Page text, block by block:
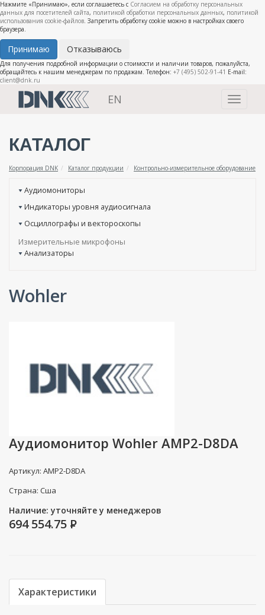
Нажмите «Принимаю», если соглашаетесь с Согласием на обработку персональных
данных для посетителей сайта, политикой обработки персональных данных, политикой
использования cookie-файлов. Запретить обработку cookie можно в настройках своего
браузера.
Принимаю Отказываюсь
Для получения подробной информации о стоимости и наличии товаров, пожалуйста,
обращайтесь к нашим менеджерам по продажам. Телефон: +7 (495) 502-91-41 E-mail:
client@dnk.ru
Toggle
EN
КАТАЛОГ
Корпорация DNK Каталог продукции Контрольно-измерительное оборудование
Аудиомониторы
Индикаторы уровня аудиосигнала
Осциллографы и вектороскопы
Измерительные микрофоны
Анализаторы
Wohler
Аудиомонитор Wohler AMP2-D8DA
Артикул: AMP2-D8DA
Страна: Сша
Наличие: уточняйте у менеджеров
694 554.75 P
Характеристики